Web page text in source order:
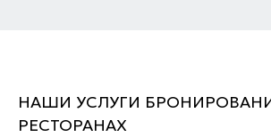
НАШИ УСЛУГИ
РЕСТОРАНАХ